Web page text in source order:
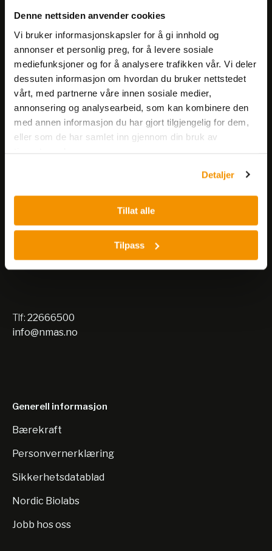
Denne nettsiden anvender cookies
Vi bruker informasjonskapsler for å gi innhold og
annonser et personlig preg, for å levere sosiale
mediefunksjoner og for å analysere trafikken vår. Vi deler
dessuten informasjon om hvordan du bruker nettstedet
vårt, med partnerne våre innen sosiale medier,
annonsering og analysearbeid, som kan kombinere den
med annen informasjon du har gjort tilgjengelig for dem,
eller som de har samlet inn gjennom din bruk av
Detaljer
Tillat alle
Tilpass
Få informasjon om produkter,
Meld på nyhetsbrev
0667 OSLO
Lager:
0667 OSLO
Tlf: 22666500
info@nmas.no
Generell informasjon
Bærekraft
Personvernerklæring
Sikkerhetsdatablad
Nordic Biolabs
Jobb hos oss